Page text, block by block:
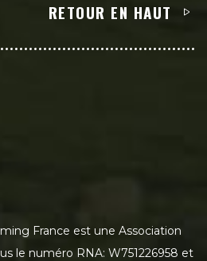
RETOUR EN HAUT
France est une Association
le numéro RNA: W751226958 et